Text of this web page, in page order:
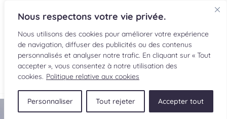
Nous respectons votre vie privée.
Nous utilisons des cookies pour améliorer votre expérience
de navigation, diffuser des publicités ou des contenus
personnalisés et analyser notre trafic. En cliquant sur « Tout
accepter », vous consentez à notre utilisation des
cookies. Politique relative aux cookies
Personnaliser Tout rejeter Accepter tout
EN
RECETTES